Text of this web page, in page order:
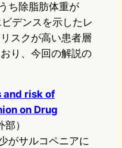
ち除脂肪体重が
デンスを示したレ
スクが高い患者層
り、今回の解説の
and risk of
on Drug
部）
がサルコペニアに